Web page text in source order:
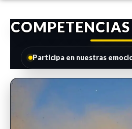
Participa en nuestras
INSCRIPCIONES ABIERTAS